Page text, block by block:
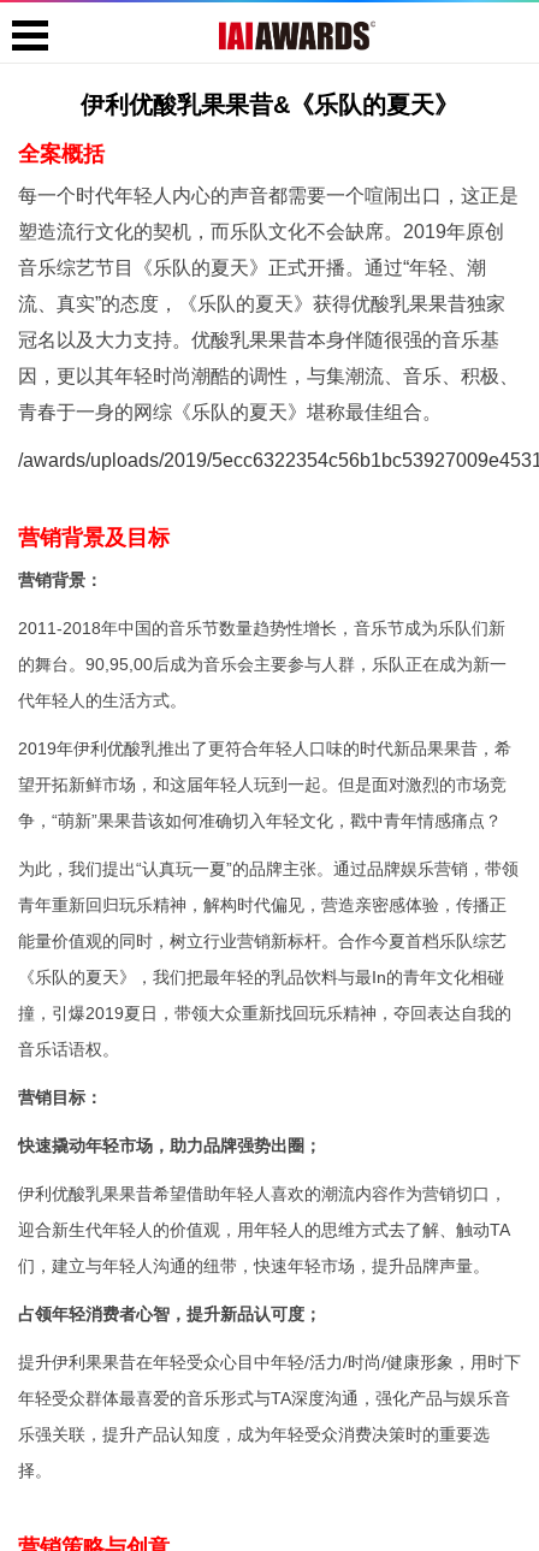
伊利优酸乳果果昔&《乐队的夏天》
全案概括
每一个时代年轻人内心的声音都需要一个喧闹出口，这正是
塑造流行文化的契机，而乐队文化不会缺席。2019年原创
音乐综艺节目《乐队的夏天》正式开播。通过“年轻、潮
流、真实”的态度，《乐队的夏天》获得优酸乳果果昔独家
冠名以及大力支持。优酸乳果果昔本身伴随很强的音乐基
因，更以其年轻时尚潮酷的调性，与集潮流、音乐、积极、
青春于一身的网综《乐队的夏天》堪称最佳组合。
/awards/uploads/2019/
营销背景及目标
营销背景：
2011-2018年中国的音乐节数量趋势性增长，音乐节成为乐队们新
的舞台。90,95,00后成为音乐会主要参与人群，乐队正在成为新一
代年轻人的生活方式。
2019年伊利优酸乳推出了更符合年轻人口味的时代新品果果昔，希
望开拓新鲜市场，和这届年轻人玩到一起。但是面对激烈的市场竞
争，“萌新”果果昔该如何准确切入年轻文化，戳中青年情感痛点？
为此，我们提出“认真玩一夏”的品牌主张。通过品牌娱乐营销，带领
青年重新回归玩乐精神，解构时代偏见，营造亲密感体验，传播正
能量价值观的同时，树立行业营销新标杆。合作今夏首档乐队综艺
《乐队的夏天》，我们把最年轻的乳品饮料与最In的青年文化相碰
撞，引爆2019夏日，带领大众重新找回玩乐精神，夺回表达自我的
音乐话语权。
营销目标：
快速撬动年轻市场，助力品牌强势出圈；
伊利优酸乳果果昔希望借助年轻人喜欢的潮流内容作为营销切口，
迎合新生代年轻人的价值观，用年轻人的思维方式去了解、触动TA
们，建立与年轻人沟通的纽带，快速年轻市场，提升品牌声量。
占领年轻消费者心智，提升新品认可度；
提升伊利果果昔在年轻受众心目中年轻/活力/时尚/健康形象，用时下
年轻受众群体最喜爱的音乐形式与TA深度沟通，强化产品与娱乐音
乐强关联，提升产品认知度，成为年轻受众消费决策时的重要选
择。